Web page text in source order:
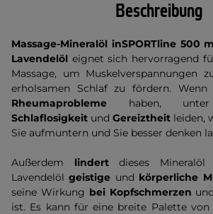
Beschreibung
Massage-Mineralöl inSPORTline 500
Lavendelöl eignet sich hervorragend
Massage, um Muskelverspannungen
erholsamen Schlaf zu fördern. Wenn
Rheumaprobleme haben,
Schlaflosigkeit und Gereiztheit leiden,
Sie aufmuntern und Sie besser denken
Außerdem lindertdieses Mineralöl
Lavendelölgeistige und körperliche
seine Wirkung bei Kopfschmerzen und
ist. Es kann für eine breite Palette von